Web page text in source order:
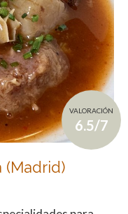
VALORACIÓN
6.5/7
(Madrid)